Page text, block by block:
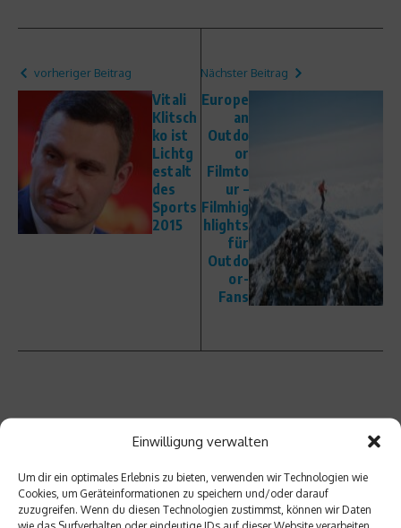
Einwilligung verwalten
Um dir ein optimales Erlebnis zu bieten, verwenden wir Technologien wie
Cookies, um Geräteinformationen zu speichern und/oder darauf
zuzugreifen. Wenn du diesen Technologien zustimmst, können wir Daten
wie das Surfverhalten oder eindeutige IDs auf dieser Website verarbeiten.
vorheriger Beitrag
Vitali
Klitsch
ko ist
Lichtg
estalt
des
Sports
2015
Nächster Beitrag
Europe
an
Outdo
or
Filmto
ur –
Filmhig
hlights
für
Outdo
or-
Fans